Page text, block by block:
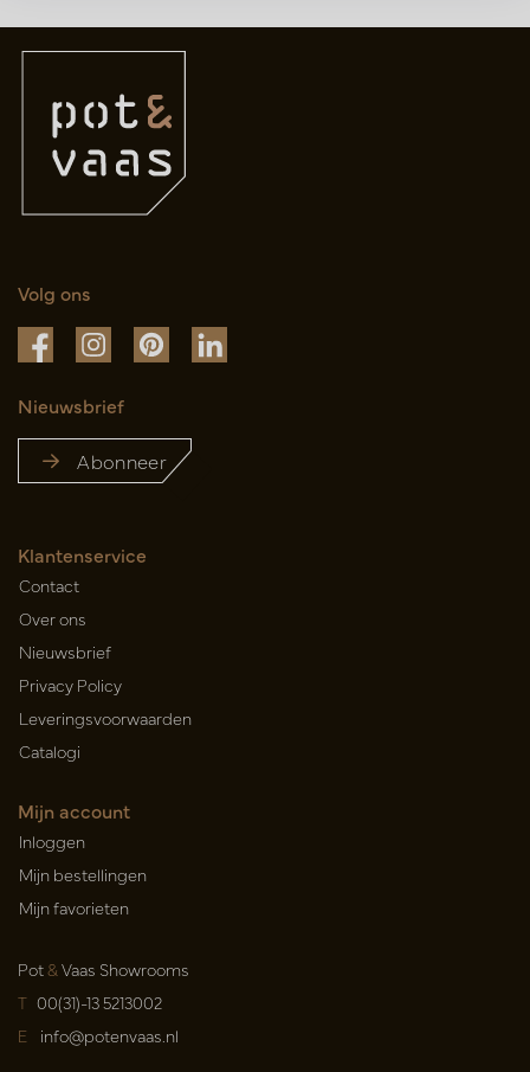
Volg ons
Nieuwsbrief
Abonneer
Klantenservice
Contact
Over ons
Nieuwsbrief
Privacy Policy
Leveringsvoorwaarden
Catalogi
Mijn account
Inloggen
Mijn bestellingen
Mijn favorieten
Pot&Vaas Showrooms
T 00(31)-13 5213002
E info@potenvaas.nl